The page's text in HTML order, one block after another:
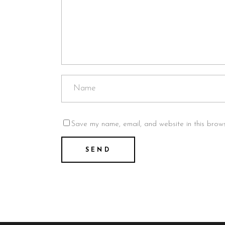
Save my name, email, and website in this